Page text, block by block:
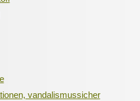
vandalismussicher